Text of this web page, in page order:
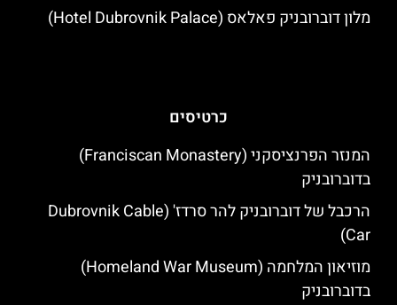
מלון דוברובניק פאלאס (Hotel Dubrovnik Palace)
כרטיסים
המנזר הפרנציסקני (Franciscan Monastery)
בדוברובניק
הרכבל של דוברובניק להר סרדז' (Dubrovnik Cable
Car)
מוזיאון המלחמה (Homeland War Museum)
בדוברובניק